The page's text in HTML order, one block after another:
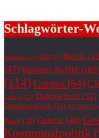
Schlagwörter-
Adelaide (13) AfD (17) Berlin
(47) Bündnis 90/DIE
(114) Corona (64)
Ludwig (12) Datenschutz (32)
Digitalwirtschaft (21) EU-DSGVO
Bauer (20) Galerie (40)
Kommunalpolitik